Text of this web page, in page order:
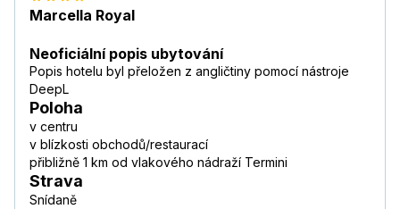
Marcella Royal
Neoficiální popis ubytování
Popis hotelu byl přeložen z angličtiny pomocí nástroje
DeepL
Poloha
v centru
v blízkosti obchodů/restaurací
přibližně 1 km od vlakového nádraží Termini
Strava
Snídaně